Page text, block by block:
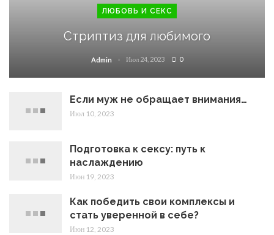
ЛЮБОВЬ И СЕКС
Стриптиз для любимого
Admin Июл 24, 2023 0
Если муж не обращает внимания…
Июл 10, 2023
Подготовка к сексу: путь к
наслаждению
Июн 19, 2023
Как победить свои комплексы и
стать уверенной в себе?
Июн 12, 2023